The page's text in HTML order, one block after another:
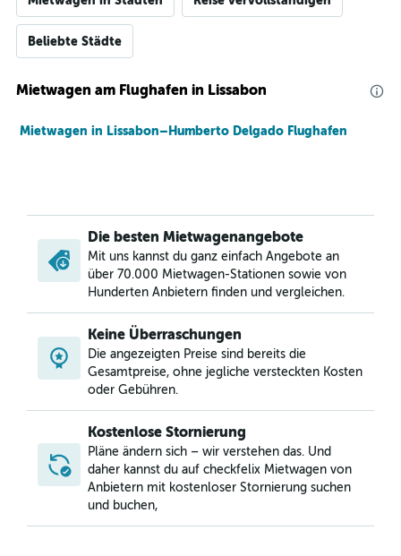
Beliebte Städte
Mietwagen am Flughafen in Lissabon
Mietwagen in Lissabon–Humberto Delgado Flughafen
Die besten Mietwagenangebote
Mit uns kannst du ganz einfach Angebote an
über 70.000 Mietwagen-Stationen sowie von
Hunderten Anbietern finden und vergleichen.
Keine Überraschungen
Die angezeigten Preise sind bereits die
Gesamtpreise, ohne jegliche versteckten Kosten
oder Gebühren.
Kostenlose Stornierung
Pläne ändern sich – wir verstehen das. Und
daher kannst du auf checkfelix Mietwagen von
Anbietern mit kostenloser Stornierung suchen
und buchen,